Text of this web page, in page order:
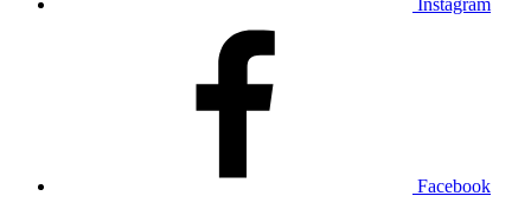
Instagram
Facebook